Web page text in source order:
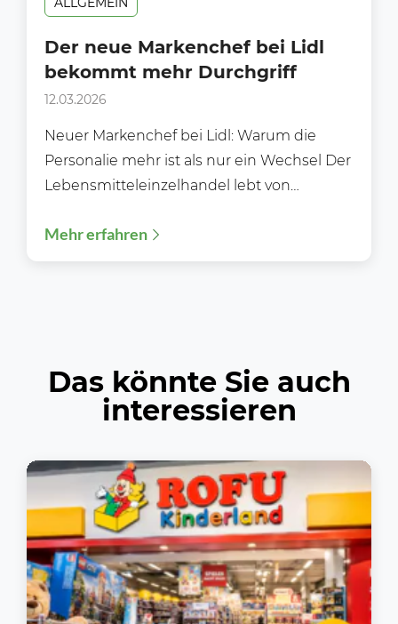
Der neue Markenchef bei Lidl
bekommt mehr Durchgriff
12.03.2026
Neuer Markenchef bei Lidl: Warum die
Personalie mehr ist als nur ein Wechsel Der
Lebensmitteleinzelhandel lebt von
Mehr erfahren
Das könnte Sie auch
interessieren